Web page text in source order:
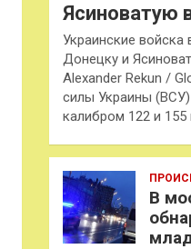
Ясиноватую
Украинские войска
Донецку и
Alexander Rekun /
силы Украины
калибром 122 и
В